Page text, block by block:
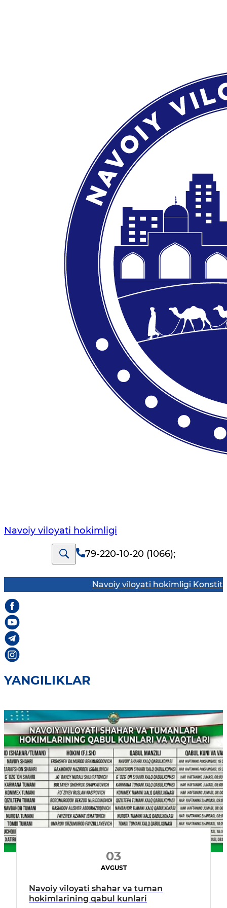
Navoiy vilоyati hоkimligi
79-220-10-20 (1066);
Navoiy viloyati hokimligi
YANGILIKLAR
03
AVGUST
Navoiy viloyati shahar va tuman
hokimlarining qabul kunlari